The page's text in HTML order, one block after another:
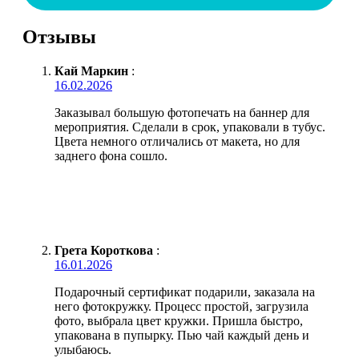
Отзывы
Кай Маркин :
16.02.2026
Заказывал большую фотопечать на баннер для
мероприятия. Сделали в срок, упаковали в тубус.
Цвета немного отличались от макета, но для
заднего фона сошло.
Грета Короткова :
16.01.2026
Подарочный сертификат подарили, заказала на
него фотокружку. Процесс простой, загрузила
фото, выбрала цвет кружки. Пришла быстро,
упакована в пупырку. Пью чай каждый день и
улыбаюсь.